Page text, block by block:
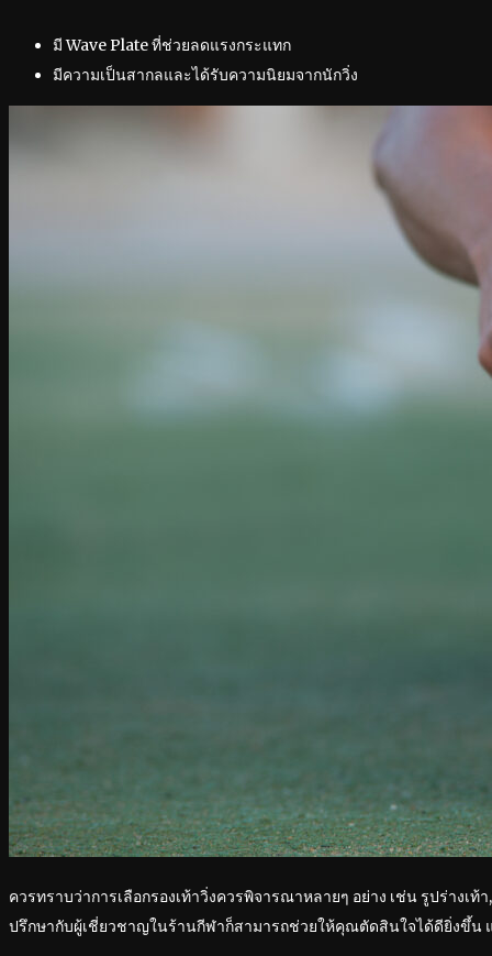
มี Wave Plate ที่ช่วยลดแรงกระแทก
มีความเป็นสากลและได้รับความนิยมจากนักวิ่ง
ควรทราบว่าการเลือกรองเท้าวิ่งควรพิจารณาหลายๆ อย่าง เช่น รูปร่างเ
ปรึกษากับผู้เชี่ยวชาญในร้านกีฬาก็สามารถช่วยให้คุณตัดสินใจได้ดียิ่งขึ้น